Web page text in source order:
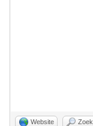
Website Zoek